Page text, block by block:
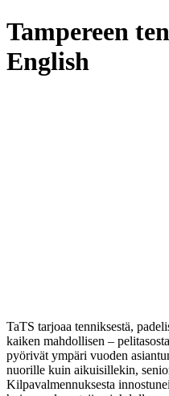
Tampereen
English
TaTS tarjoaa tenniksestä,
kaiken mahdollisen –
pyörivät ympäri vuoden
nuorille kuin aikuisillekin,
Kilpavalmennuksesta